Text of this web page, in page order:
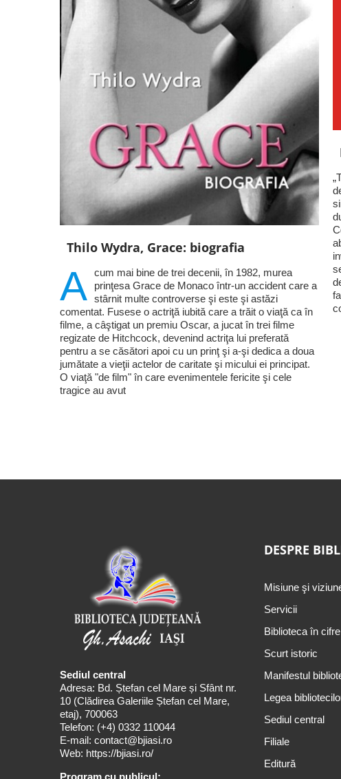
Thilo Wydra, Grace: biografia
A cum mai bine de trei decenii, în 1982, murea
prinţesa Grace de Monaco într-un accident care a
stârnit multe controverse şi este şi astăzi
comentat. Fusese o actriţă iubită care a trăit o viaţă ca în
filme, a câştigat un premiu Oscar, a jucat în trei filme
regizate de Hitchcock, devenind actriţa lui preferată
pentru a se căsători apoi cu un prinţ şi a-şi dedica a doua
jumătate a vieţii actelor de caritate şi micului ei principat.
O viaţă "de film" în care evenimentele fericite şi cele
tragice au avut
Sediul central
Adresa: Bd. Ștefan cel Mare și Sfânt nr.
10 (Clădirea Galeriile Ștefan cel Mare,
etaj), 700063
Telefon: (+4) 0332 110044
E-mail: contact@bjiasi.ro
Web: https://bjiasi.ro/
DESPRE
Misiune şi
Servicii
Biblioteca în cifre
Scurt istoric
Manifestul
Legea
Sediul central
Filiale
Editură